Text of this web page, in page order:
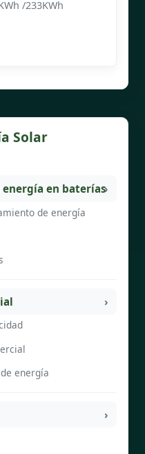
/233KWh
Solar
en baterías
de energía
energía